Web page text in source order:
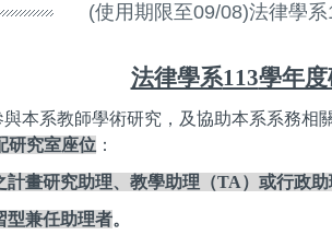
(使用期限至09/08)法律學
法律學系113學年
本系教師學術研究，及協助本系系務相
研究室座位 ：
計畫研究助理、教學助理（TA）或行政
型兼任助理者。